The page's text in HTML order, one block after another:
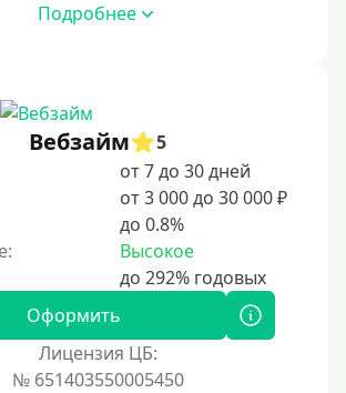
Подробнее
Вебзайм
5
от 7 до 30 дней
от 3 000 до 30 000 ₽
до 0.8%
Высокое
Оформить
Лицензия ЦБ:
№ 651403550005450